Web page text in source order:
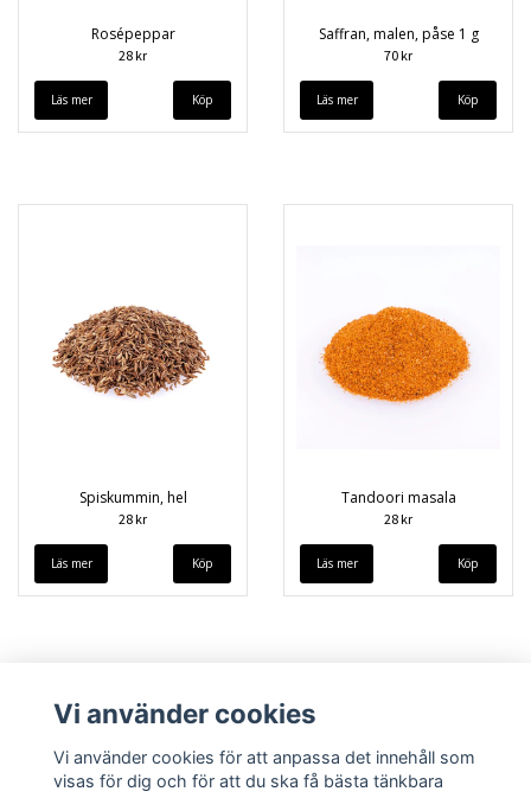
Rosépeppar
28 kr
Läs mer
Saffran, malen, påse 1 g
70 kr
Läs mer
Spiskummin, hel
28 kr
Läs mer
Tandoori masala
28 kr
Läs mer
Vi använder cookies
Vi använder cookies för att anpassa det innehåll som
visas för dig och för att du ska få bästa tänkbara